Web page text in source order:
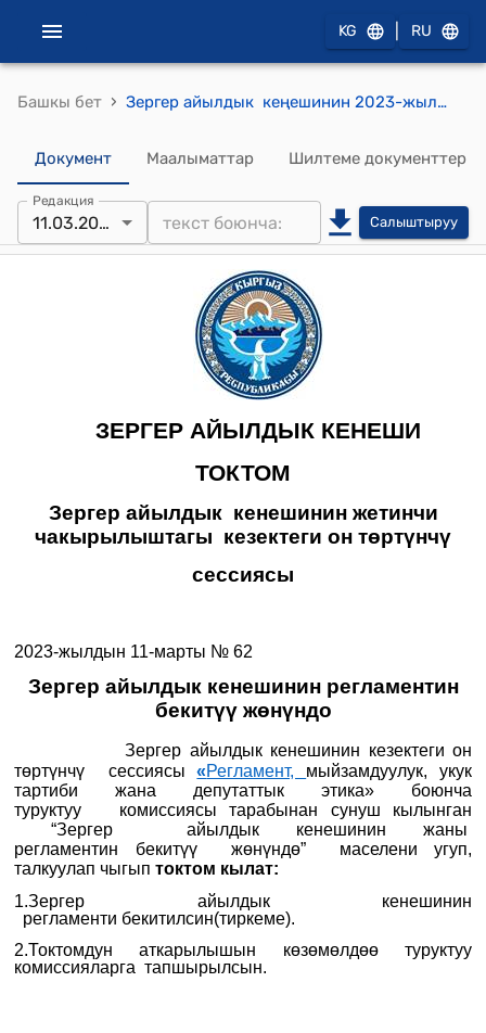
KG RU
Башкы бет › Зергер айылдык кеңешинин 2023-жылдын 11-мартындагы № 62 "Зергер айылдык кенешинин регламентин бекитүү жөнүндө" токтому
Документ Маалыматтар Шилтеме документтер
Редакция
11.03.2023 Салыштыруу